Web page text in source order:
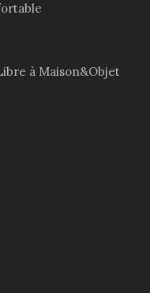
à Maison&Objet